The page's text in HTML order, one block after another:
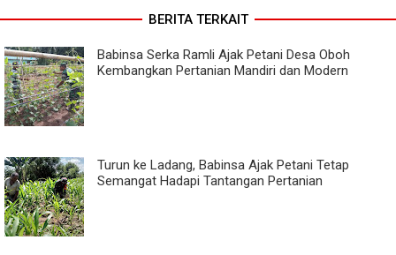
BERITA TERKAIT
Babinsa Serka Ramli Ajak Petani Desa Oboh
Kembangkan Pertanian Mandiri dan Modern
Turun ke Ladang, Babinsa Ajak Petani Tetap
Semangat Hadapi Tantangan Pertanian